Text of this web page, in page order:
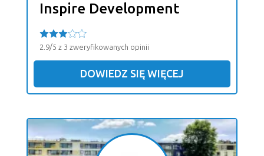
Inspire Development
2.9/5 z 3 zweryfikowanych opinii
DOWIEDZ SIĘ WIĘCEJ